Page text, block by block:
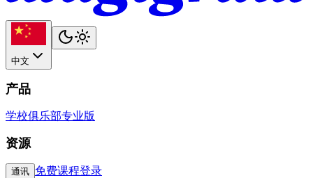
中文
产品
学校俱乐部专业版
资源
通讯 免费课程登录